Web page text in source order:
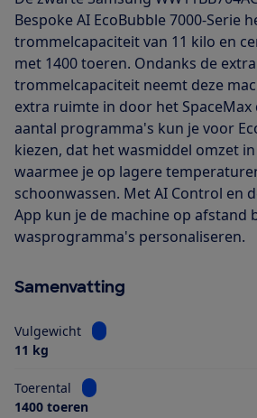
Bespoke AI EcoBubble 7000-Serie
trommelcapaciteit van 11 kilo en
met 1400 toeren. Ondanks de
trommelcapaciteit neemt deze
extra ruimte in door het SpaceMax
aantal programma's kun je voor
kiezen, dat het wasmiddel omzet
waarmee je op lagere
schoonwassen. Met AI Control en
App kun je de machine op afstand
wasprogramma's personaliseren.
Samenvatting
Vulgewicht
Bekijk informatie voor
11 kg
Toerental
Bekijk informatie voor
1400 toeren